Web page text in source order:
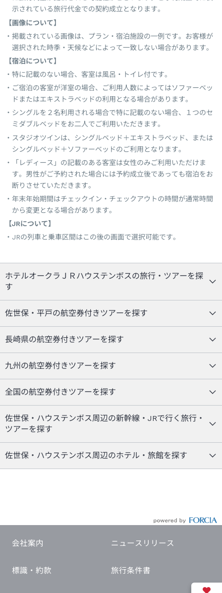
示されている旅行代金での契約成立となります。
【画像について】
掲載されている画像は、プラン・宿泊施設の一例です。お客様が
選択された時季・天候などによって一致しない場合があります。
【宿泊について】
特に記載のない場合、客室は風呂・トイレ付です。
ご宿泊の客室が洋室の場合、ご利用人数によってはソファーベッ
ドまたはエキストラベッドの利用となる場合があります。
シングルを２名利用される場合で特に記載のない場合、１つのセ
ミダブルベッドをお二人でご利用いただきます。
スタジオツインは、シングルベッド＋エキストラベッド、または
シングルベッド＋ソファーベッドのご利用となります。
「レディース」の記載のある客室は女性のみご利用いただけま
す。男性がご予約された場合には予約成立後であっても宿泊をお
断りさせていただきます。
年末年始期間はチェックイン・チェックアウトの時間が通常時間
から変更となる場合があります。
【JRについて】
JRの列車と乗車区間はこの後の画面で選択可能です。
ホテルオークラＪＲハウステンボスの旅行・ツアーを探
す
佐世保・平戸の航空券付きツアーを探す
長崎県の航空券付きツアーを探す
九州の航空券付きツアーを探す
全国の航空券付きツアーを探す
佐世保・ハウステンボス周辺の新幹線・JRで行く旅行・
ツアーを探す
佐世保・ハウステンボス周辺のホテル・旅館を探す
会社案内 ニュースリリース
標識・約款 旅行条件書